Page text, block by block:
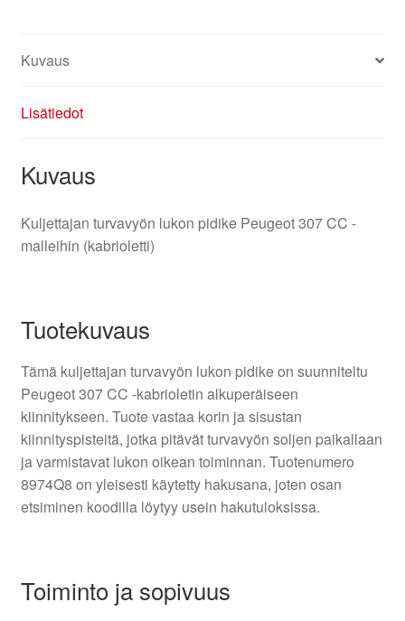
Kuvaus
Lisätiedot
Kuvaus
Kuljettajan turvavyön lukon pidike Peugeot 307 CC -
malleihin (kabrioletti)
Tuotekuvaus
Tämä kuljettajan turvavyön lukon pidike on suunniteltu
Peugeot 307 CC -kabrioletin alkuperäiseen
kiinnitykseen. Tuote vastaa korin ja sisustan
kiinnityspisteitä, jotka pitävät turvavyön soljen paikallaan
ja varmistavat lukon oikean toiminnan. Tuotenumero
8974Q8 on yleisesti käytetty hakusana, joten osan
etsiminen koodilla löytyy usein hakutuloksissa.
Toiminto ja sopivuus